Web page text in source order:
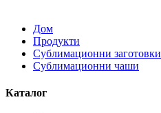
Дом
Продукти
Сублимационни заготовки
Сублимационни чаши
Каталог